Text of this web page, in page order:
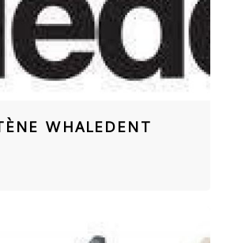
WHALEDENT